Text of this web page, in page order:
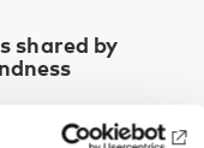
shared by